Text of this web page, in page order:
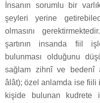
İnsanın sorumlu bir
şeyleri yerine
olmasını
şartının insanda fiil
bulunması olduğunu
sağlam zihnî ve bedenî
âlât); özel anlamda ise fiili
kişide bulunan kudrete